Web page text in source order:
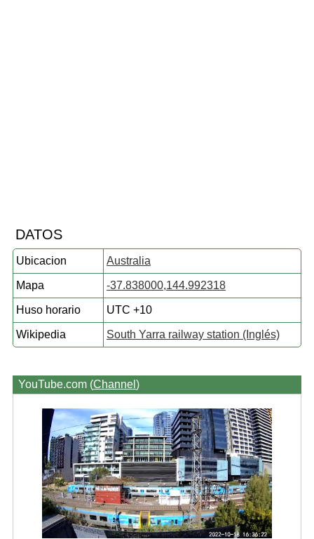
DATOS
Ubicacion Australia
Mapa -37.838000,144.992318
Huso horario UTC +10
Wikipedia South Yarra railway station (Inglés)
YouTube.com (Channel )